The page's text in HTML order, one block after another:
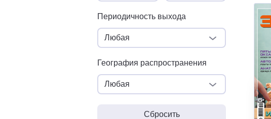
Периодичность выхода
Любая
География распространения
Любая
Сбросить